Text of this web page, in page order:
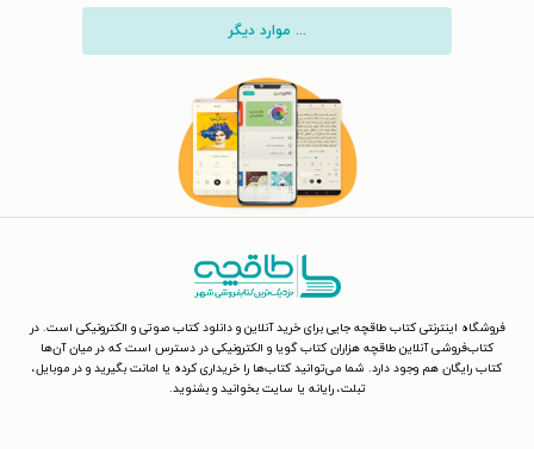
... موارد دیگر
فروشگاه اینترنتی کتاب طاقچه جایی برای خرید آنلاین و دانلود کتاب صوتی و الکترونیکی است. در
کتاب‌فروشی آنلاین طاقچه هزاران کتاب گویا و الکترونیکی در دسترس است که در میان آن‌ها
کتاب رایگان هم وجود دارد. شما می‌توانید کتاب‌ها را خریداری کرده یا امانت بگیرید و در موبایل،
تبلت، رایانه یا سایت بخوانید و بشنوید.